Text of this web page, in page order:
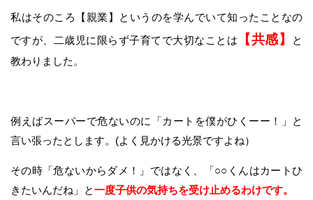
私はそのころ【親業】というのを学んでいて知ったことなの
ですが、二歳児に限らず子育てで大切なことは
【共感】
と
教わりました。
例えばスーパーで危ないのに「カートを僕がひくーー！」と
言い張ったとします。(よく見かける光景ですよね）
その時「危ないからダメ！」ではなく、「○○くんはカートひ
きたいんだね」と一度子供の気持ちを受け止めるわけです。